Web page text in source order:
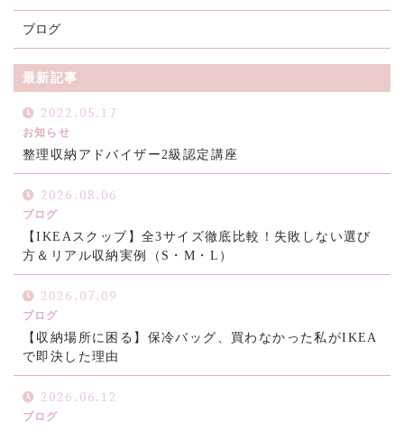
ブログ
最新記事
2022.05.17
お知らせ
整理収納アドバイザー2級認定講座
2026.08.06
ブログ
【IKEAスクッブ】全3サイズ徹底比較！失敗しない選び
方＆リアル収納実例（S・M・L）
2026.07.09
ブログ
【収納場所に困る】保冷バッグ、買わなかった私がIKEA
で即決した理由
2026.06.12
ブログ